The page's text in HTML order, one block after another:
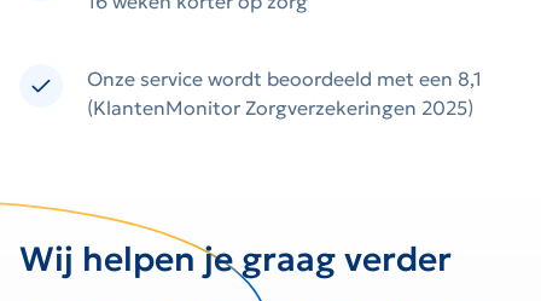
Onze service wordt beoordeeld met een 8,1
(KlantenMonitor Zorgverzekeringen 2025)
Wij helpen je graag verder